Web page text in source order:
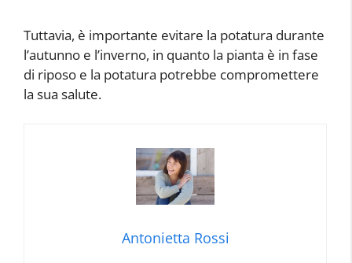
Tuttavia, è importante evitare la potatura durante
l’autunno e l’inverno, in quanto la pianta è in fase
di riposo e la potatura potrebbe compromettere
la sua salute.
Antonietta Rossi